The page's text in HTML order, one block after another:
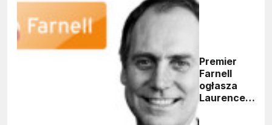
Premier
Farnell
ogłasza
Laurence’a